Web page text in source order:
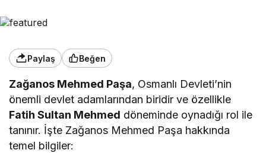
Paylaş Beğen
Zağanos Mehmed Paşa, Osmanlı Devleti’nin
önemli devlet adamlarından biridir ve özellikle
Fatih Sultan Mehmed döneminde oynadığı rol ile
tanınır. İşte Zağanos Mehmed Paşa hakkında
temel bilgiler: